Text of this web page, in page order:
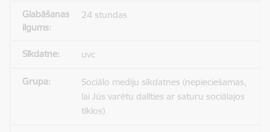
24 stundas
uvc
Sociālo mediju sīkdatnes (nepieciešamas,
lai Jūs varētu dalīties ar saturu sociālajos
tīklos)